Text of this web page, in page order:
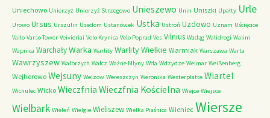
Uniechowo Unierzyż Unierzyż Strzegowo Unieszewo Unin Uniszki Upałty Urle
Urowo Ursus Urszulin Usedom Ustanówek Ustka Ustroń Uzdowo Uznam Uścięcice
Vallo Varso Tower Veivieriai Velo Krynica Velo Poprad Ves Vilnius Wadąg Walidrogi Walim
Wapnica WarchałyWarka Warlity Warlity Wielkie Warmiak Warszawa Warta
Wawrzyszew Wałbrzych Wałcz Ważne Młyny Wda Wdzydze Weimar Weißenberg
Wejherowo Wejsuny Welzow Wereszczyn Weronika Westerplatte Wiartel
Wichulec Wicko Wieczfnia Wieczfnia Kościelna Wiejce Wiejsce
Wielbark Wieleń Wielgie Wieliszew Wielka Piaśnica Wieniec Wiersze